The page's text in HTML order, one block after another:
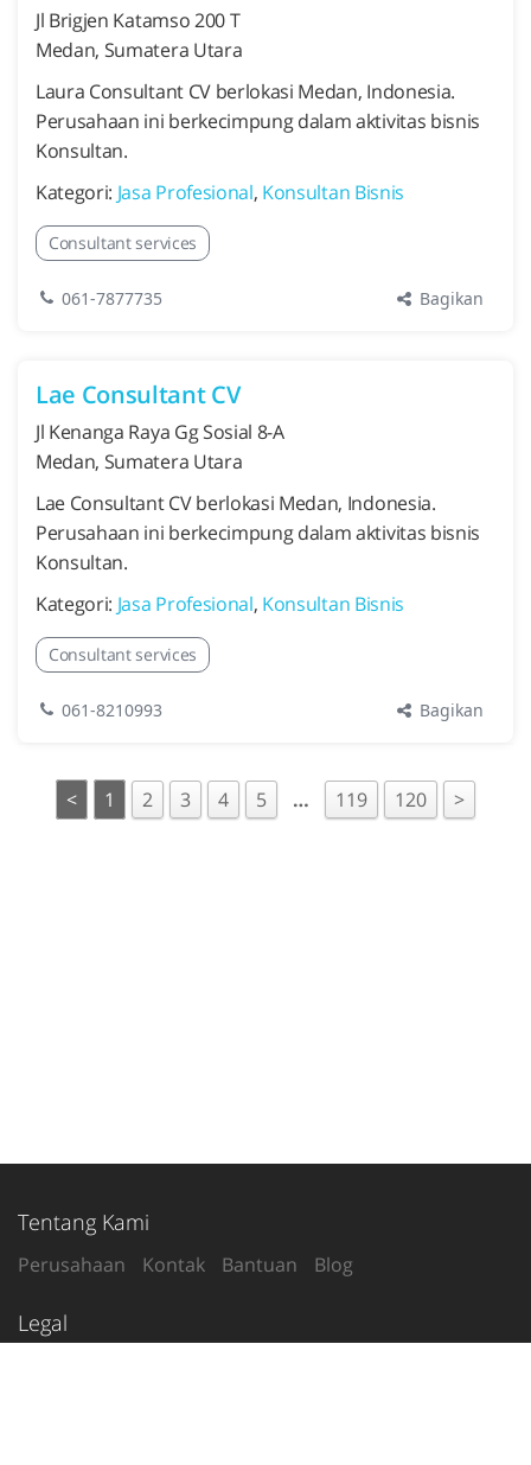
Jl Brigjen Katamso 200 T
Medan, Sumatera Utara
Laura Consultant CV berlokasi Medan, Indonesia.
Perusahaan ini berkecimpung dalam aktivitas bisnis
Konsultan.
Kategori: Jasa Profesional, Konsultan Bisnis
Consultant services
061-7877735 Bagikan
Lae Consultant CV
Jl Kenanga Raya Gg Sosial 8-A
Medan, Sumatera Utara
Lae Consultant CV berlokasi Medan, Indonesia.
Perusahaan ini berkecimpung dalam aktivitas bisnis
Konsultan.
Kategori: Jasa Profesional, Konsultan Bisnis
Consultant services
061-8210993 Bagikan
< 1 2 3 4 5 … 119 120 >
Tentang Kami
Perusahaan Kontak Bantuan Blog
Legal